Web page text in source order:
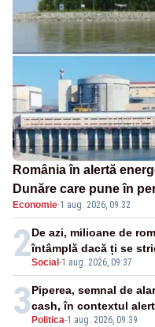
România în alertă
Dunăre care pune în
cunoscută de pe
Economie·1 aug. 2026, 09:32
2Social -1 aug. 2026, 09:37
De azi, milioane de
întâmplă dacă ți se
3 Politica-1 aug. 2026, 09:39
Piperea, semnal de
cash, în contextul